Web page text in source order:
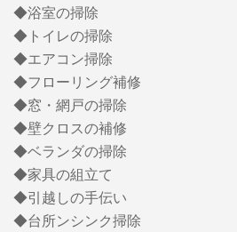
◆浴室の掃除
◆トイレの掃除
◆エアコン掃除
◆フローリング補修
◆窓・網戸の掃除
◆壁クロスの補修
◆ベランダの掃除
◆家具の組立て
◆引越しの手伝い
◆台所ンシンク掃除